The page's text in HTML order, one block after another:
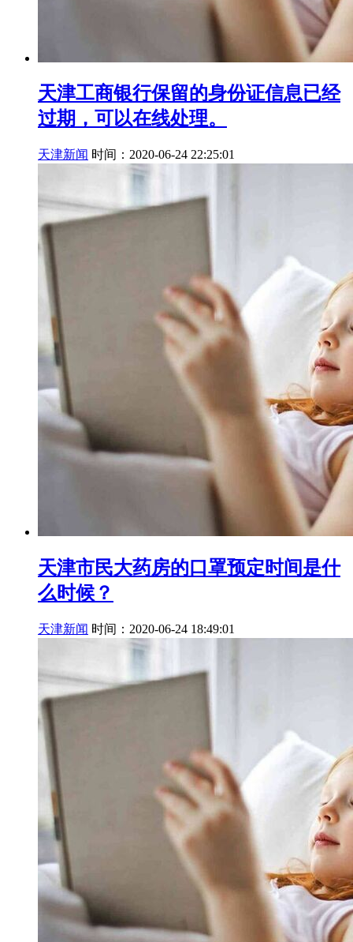
天津工商银行保留的身份证信息已经
过期，可以在线处理。
天津新闻 时间：2020-06-24 22:25:01
天津市民大药房的口罩预定时间是什
么时候？
天津新闻 时间：2020-06-24 18:49:01